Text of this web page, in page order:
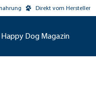
Direkt vom Hersteller
Happy Dog Magazin